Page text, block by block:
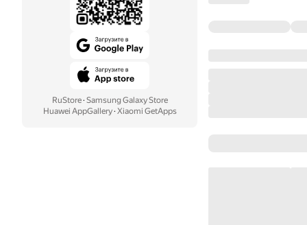
RuStore· Samsung Galaxy Store
Huawei AppGallery· Xiaomi GetApps